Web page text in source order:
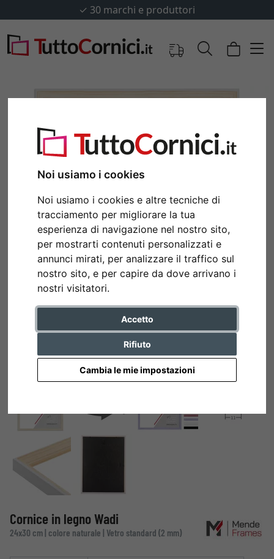
Noi usiamo i cookies
Noi usiamo i cookies e altre tecniche di
tracciamento per migliorare la tua
esperienza di navigazione nel nostro sito,
per mostrarti contenuti personalizzati e
annunci mirati, per analizzare il traffico sul
nostro sito, e per capire da dove arrivano i
nostri visitatori.
Accetto
Rifiuto
Cambia le mie impostazioni
✓ 30 marchi e produttori
Indietro
Cornice in legno Wadi
24x30 cm | colore naturale | Vetro standard (2 mm)